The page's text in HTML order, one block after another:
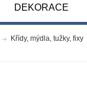
DEKORACE
Křídy, mýdla, tužky, fixy